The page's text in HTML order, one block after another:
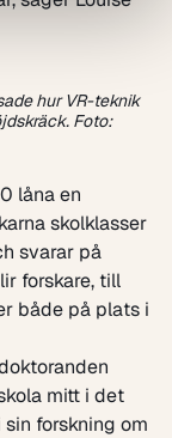
hur VR-teknik
Foto:
låna en
skolklasser
svarar på
forskare, till
både på plats i
mitt i det
forskning om